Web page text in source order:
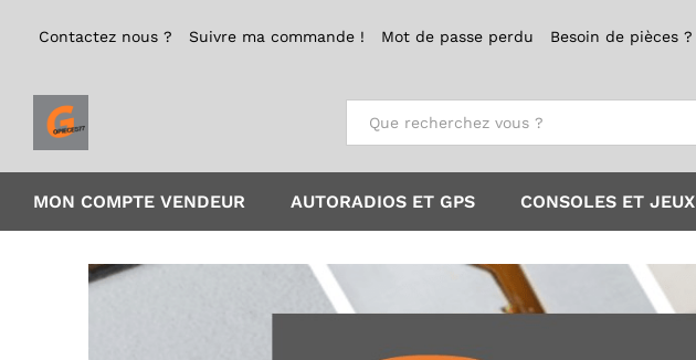
Contactez nous ? Suivre ma commande ! Mot de passe perdu Besoin de pièces ?
Tout
MON COMPTE VENDEUR AUTORADIOS ET GPS CONSOLES ET JEUX